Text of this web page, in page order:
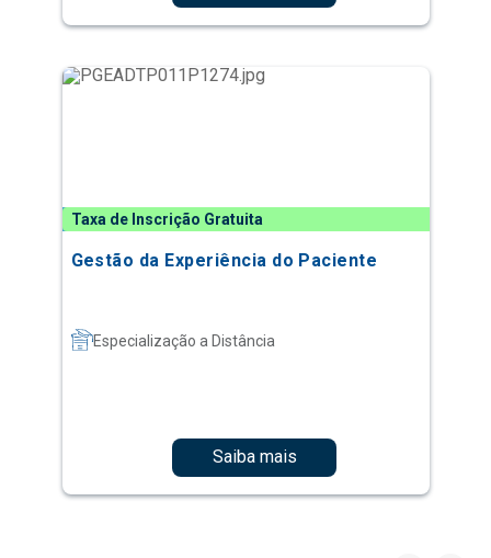
Taxa de Inscrição Gratuita
Gestão da Experiência do Paciente
Especialização a Distância
Saiba mais